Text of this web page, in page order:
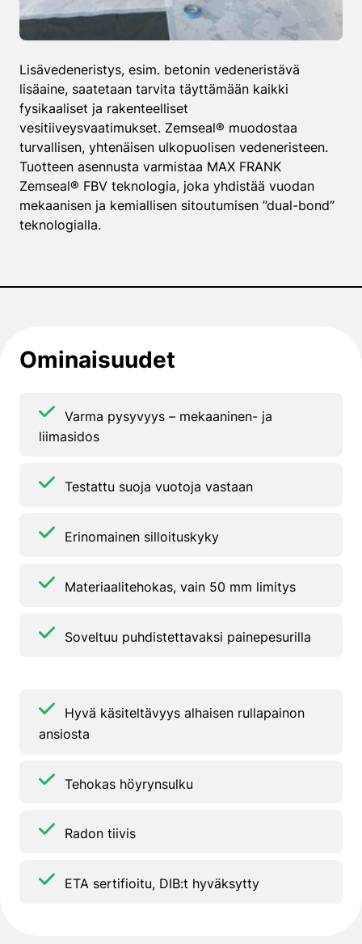
Lisävedeneristys, esim. betonin vedeneristävä
lisäaine, saatetaan tarvita täyttämään kaikki
fysikaaliset ja rakenteelliset
vesitiiveysvaatimukset. Zemseal® muodostaa
turvallisen, yhtenäisen ulkopuolisen vedeneristeen.
Tuotteen asennusta varmistaa MAX FRANK
Zemseal® FBV teknologia, joka yhdistää vuodan
mekaanisen ja kemiallisen sitoutumisen ”dual-bond”
teknologialla.
Ominaisuudet
Varma pysyvyys – mekaaninen- ja
liimasidos
Testattu suoja vuotoja vastaan
Erinomainen silloituskyky
Materiaalitehokas, vain 50 mm limitys
Soveltuu puhdistettavaksi painepesurilla
Hyvä käsiteltävyys alhaisen rullapainon
ansiosta
Tehokas höyrynsulku
Radon tiivis
ETA sertifioitu, DIB:t hyväksytty